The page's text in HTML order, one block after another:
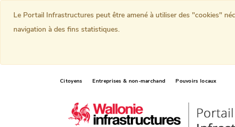
Citoyens Entreprises & non-marchand Pouvoirs locaux
Le Portail Infrastructures peut être amené à utiliser des "cookies"
navigation à des fins statistiques.